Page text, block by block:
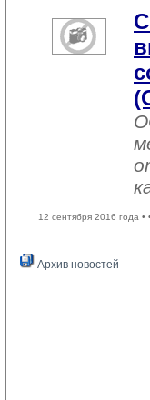
12 сентября 2016 года •
Архив новостей